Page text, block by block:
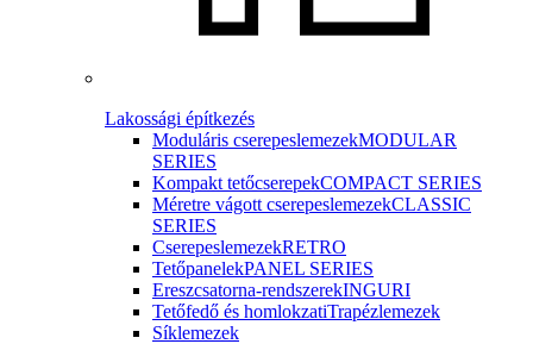
Lakossági építkezés
Moduláris cserepeslemezekMODULAR
SERIES
Kompakt tetőcserepekCOMPACT SERIES
Méretre vágott cserepeslemezekCLASSIC
SERIES
CserepeslemezekRETRO
TetőpanelekPANEL SERIES
Ereszcsatorna-rendszerekINGURI
Tetőfedő és homlokzatiTrapézlemezek
Síklemezek